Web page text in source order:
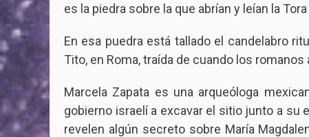
es la piedra sobre la que abrían y leían la
En esa puedra está tallado el candelabro
Tito, en Roma, traída de cuando los
Marcela Zapata es una arqueóloga
gobierno israelí a excavar el sitio junto a su
revelen algún secreto sobre María